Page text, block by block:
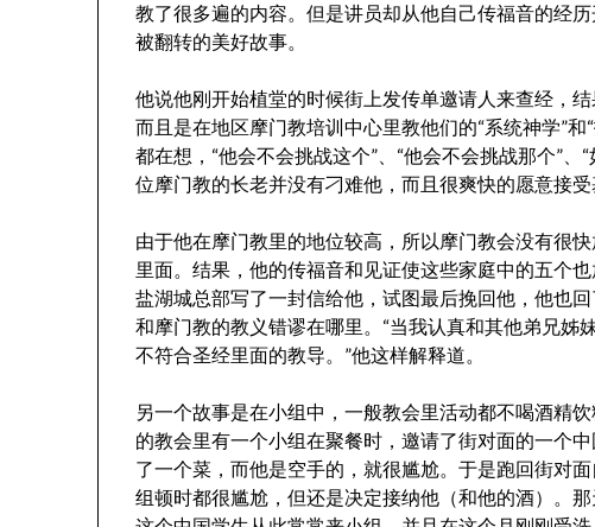
教了很多遍的内容。但是讲员却从他自己传福音的经
被翻转的美好故事。
他说他刚开始植堂的时候街上发传单邀请人来查经，
而且是在地区摩门教培训中心里教他们的“系统神学”
都在想，“他会不会挑战这个”、“他会不会挑战那个”
位摩门教的长老并没有刁难他，而且很爽快的愿意接受
由于他在摩门教里的地位较高，所以摩门教会没有很
里面。结果，他的传福音和见证使这些家庭中的五个
盐湖城总部写了一封信给他，试图最后挽回他，他也
和摩门教的教义错谬在哪里。“当我认真和其他弟兄姊
不符合圣经里面的教导。”他这样解释道。
另一个故事是在小组中，一般教会里活动都不喝酒精
的教会里有一个小组在聚餐时，邀请了街对面的一个
了一个菜，而他是空手的，就很尴尬。于是跑回街对
组顿时都很尴尬，但还是决定接纳他（和他的酒）。